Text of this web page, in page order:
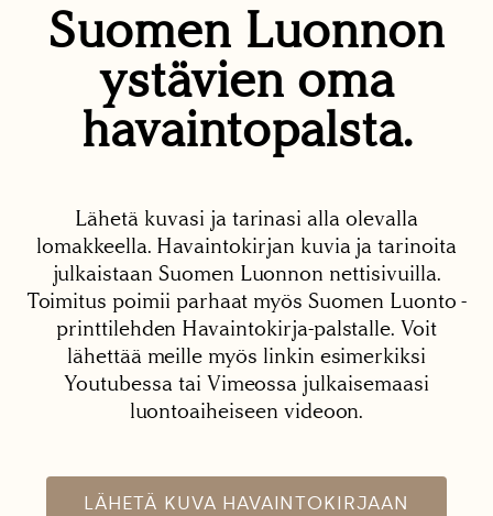
Suomen Luonnon
ystävien oma
havaintopalsta.
Lähetä kuvasi ja tarinasi alla olevalla
lomakkeella. Havaintokirjan kuvia ja tarinoita
julkaistaan Suomen Luonnon nettisivuilla.
Toimitus poimii parhaat myös Suomen Luonto -
printtilehden Havaintokirja-palstalle. Voit
lähettää meille myös linkin esimerkiksi
Youtubessa tai Vimeossa julkaisemaasi
luontoaiheiseen videoon.
LÄHETÄ KUVA HAVAINTOKIRJAAN